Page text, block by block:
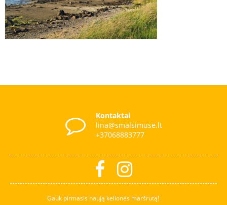
Kontaktai
lina@smalsimuse.lt
+37068883777
Gauk pirmasis naują kelionės maršrutą!